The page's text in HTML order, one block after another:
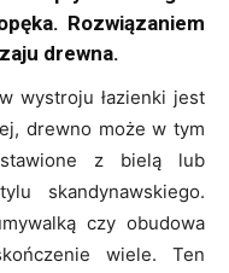
Rozwiązaniem
drewna.
wystroju łazienki jest
drewno może w tym
z bielą lub
skandynawskiego.
czy obudowa
wiele. Ten